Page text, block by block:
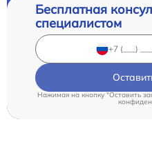
Бесплатная
специалистом
Нажимая на кнопку "Оставить